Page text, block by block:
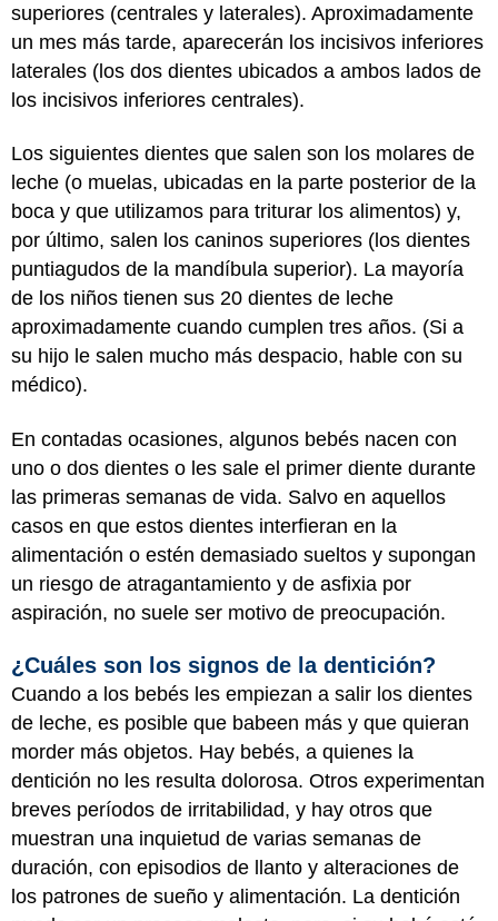
superiores (centrales y laterales). Aproximadamente
un mes más tarde, aparecerán los incisivos inferiores
laterales (los dos dientes ubicados a ambos lados de
los incisivos inferiores centrales).
Los siguientes dientes que salen son los molares de
leche (o muelas, ubicadas en la parte posterior de la
boca y que utilizamos para triturar los alimentos) y,
por último, salen los caninos superiores (los dientes
puntiagudos de la mandíbula superior). La mayoría
de los niños tienen sus 20 dientes de leche
aproximadamente cuando cumplen tres años. (Si a
su hijo le salen mucho más despacio, hable con su
médico).
En contadas ocasiones, algunos bebés nacen con
uno o dos dientes o les sale el primer diente durante
las primeras semanas de vida. Salvo en aquellos
casos en que estos dientes interfieran en la
alimentación o estén demasiado sueltos y supongan
un riesgo de atragantamiento y de asfixia por
aspiración, no suele ser motivo de preocupación.
¿Cuáles son los signos de la dentición?
Cuando a los bebés les empiezan a salir los dientes
de leche, es posible que babeen más y que quieran
morder más objetos. Hay bebés, a quienes la
dentición no les resulta dolorosa. Otros experimentan
breves períodos de irritabilidad, y hay otros que
muestran una inquietud de varias semanas de
duración, con episodios de llanto y alteraciones de
los patrones de sueño y alimentación. La dentición